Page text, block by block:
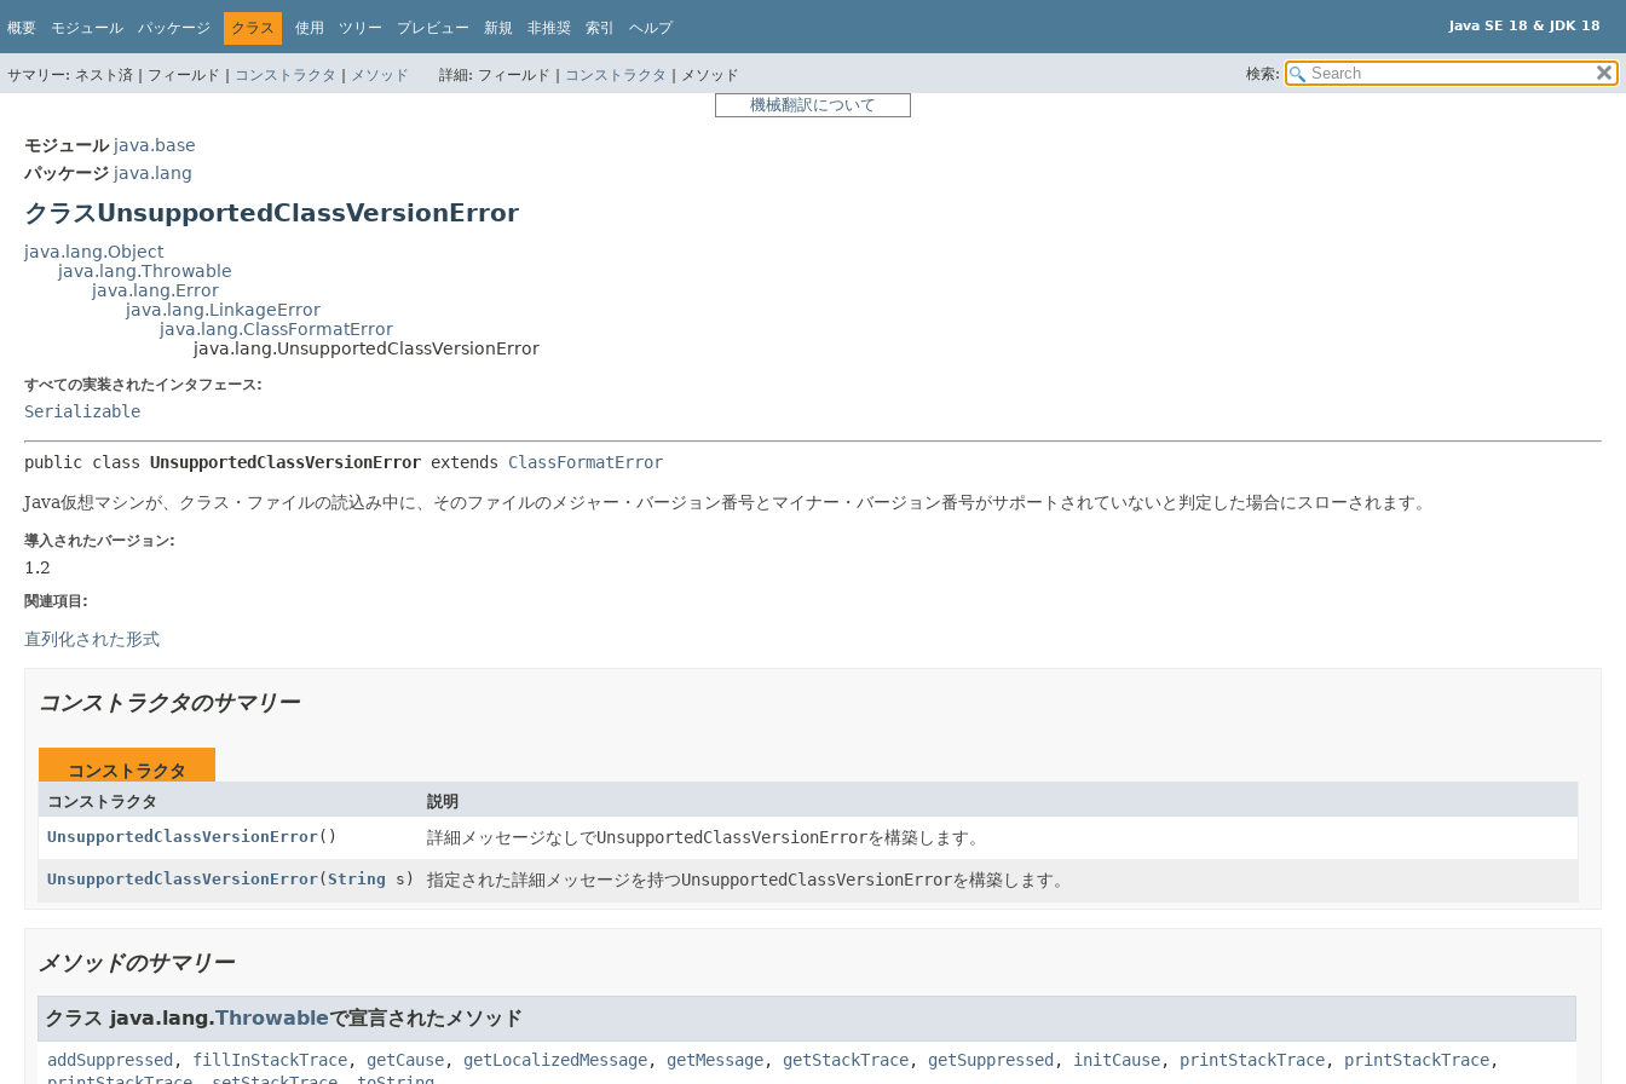
Java SE 18 & JDK 18
概要 モジュール パッケージ クラス 使用 ツリー プレビュー 新規 非推奨 索引 ヘルプ
サマリー: ネスト済 | フィールド | コンストラクタ | メソッド 詳細: フィールド | コンストラクタ | メソッド 検索:
機械翻訳について
モジュール java.base
パッケージ java.lang
クラスUnsupportedClassVersionError
java.lang.Object
java.lang.Throwable
java.lang.Error
java.lang.LinkageError
java.lang.ClassFormatError
java.lang.UnsupportedClassVersionError
すべての実装されたインタフェース:
Serializable
public class UnsupportedClassVersionError extends ClassFormatError
Java仮想マシンが、クラス・ファイルの読込み中に、そのファイルのメジャー・バージョン番号とマイナー・バージョン番号がサポートされていないと判定した場合にスローされます。
導入されたバージョン:
1.2
関連項目:
直列化された形式
コンストラクタのサマリー
コンストラクタ
コンストラクタ
説明
UnsupportedClassVersionError() 詳細メッセージなしでUnsupportedClassVersionErrorを構築します。
UnsupportedClassVersionError(String s) 指定された詳細メッセージを持つUnsupportedClassVersionErrorを構築します。
メソッドのサマリー
クラス java.lang.Throwableで宣言されたメソッド
addSuppressed , fillInStackTrace, getCause, getLocalizedMessage, getMessage, getStackTrace, getSuppressed , initCause, printStackTrace, printStackTrace,